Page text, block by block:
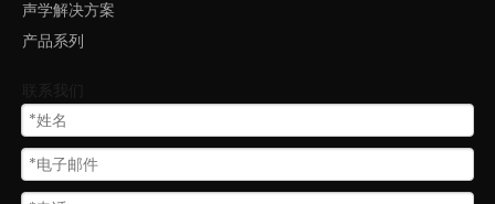
声学解决方案
产品系列